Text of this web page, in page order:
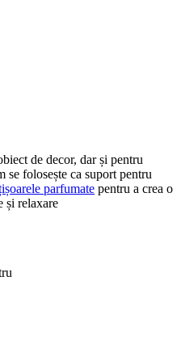
de decor, dar și pentru
se folosește ca suport pentru
parfumate pentru a crea o
și relaxare